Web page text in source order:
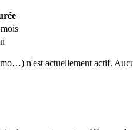
n'est actuellement actif.